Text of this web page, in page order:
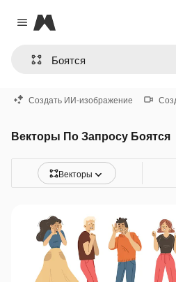
Close menu
Magnific
Создать ИИ-изображение
Векторы По Запросу Боятся
Векторы